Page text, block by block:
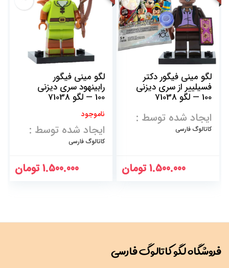
لگو مینی فیگور دکتر
فسیلییر از سری دیزنی
100 — لگو 71038
ایجاد شده توسط :
کاتالوگ فارسی
1.500.000تومان
لگو مینی فیگور
رابینهود سری دیزنی
100 — لگو 71038
ناموجود
ایجاد شده توسط :
کاتالوگ فارسی
1.500.000تومان
فروشگاه لگو کاتالوگ فارسی